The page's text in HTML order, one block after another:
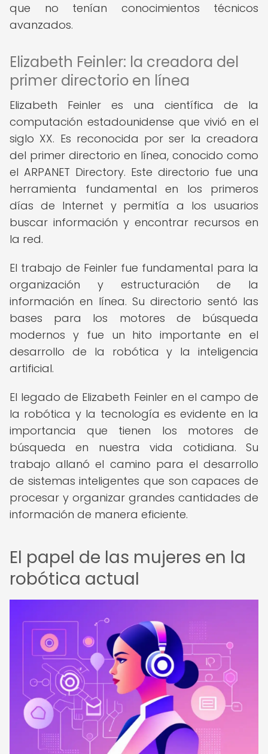
que no tenían conocimientos técnicos
avanzados.
Elizabeth Feinler: la creadora del
primer directorio en línea
Elizabeth Feinler es una científica de la
computación estadounidense que vivió en el
siglo XX. Es reconocida por ser la creadora
del primer directorio en línea, conocido como
el ARPANET Directory. Este directorio fue una
herramienta fundamental en los primeros
días de Internet y permitía a los usuarios
buscar información y encontrar recursos en
la red.
El trabajo de Feinler fue fundamental para la
organización y estructuración de la
información en línea. Su directorio sentó las
bases para los motores de búsqueda
modernos y fue un hito importante en el
desarrollo de la robótica y la inteligencia
artificial.
El legado de Elizabeth Feinler en el campo de
la robótica y la tecnología es evidente en la
importancia que tienen los motores de
búsqueda en nuestra vida cotidiana. Su
trabajo allanó el camino para el desarrollo
de sistemas inteligentes que son capaces de
procesar y organizar grandes cantidades de
información de manera eficiente.
El papel de las mujeres en la
robótica actual